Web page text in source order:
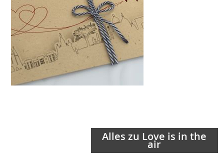
Alles zu Love is in the
air